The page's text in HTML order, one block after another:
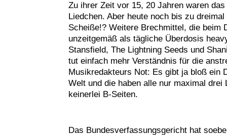
Zu ihrer Zeit vor 15, 20 Jahren waren
Liedchen. Aber heute noch bis zu
Scheiße!? Weitere Brechmittel, die beim
unzeitgemäß als tägliche Überdosis
Stansfield, The Lightning Seeds und
tut einfach mehr Verständnis für die
Musikredakteurs Not: Es gibt ja bloß ein
Welt und die haben alle nur maximal drei
keinerlei B-Seiten.
Das Bundesverfassungsgericht hat